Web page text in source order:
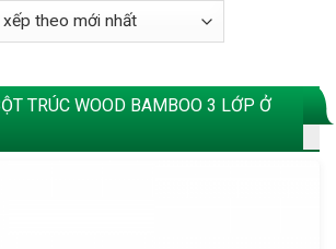
TRÚC WOOD BAMBOO 3 LỚP Ở